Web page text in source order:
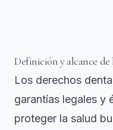
Definición y alcance de
Los derechos
garantías legales y
proteger la salud